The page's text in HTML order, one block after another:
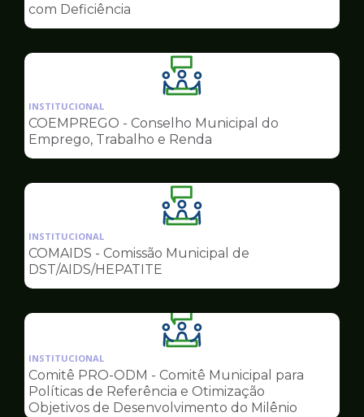
Conselhos
com Deficiência
Ilustração
da
pagina
de
Conselhos
INSTITUCIONAL
COEMPREGO - Conselho Municipal do
Emprego, Trabalho e Renda
Ilustração
da
pagina
Conselhos
INSTITUCIONAL
COMAIDS - Comissão Municipal de
DST/AIDS/HEPATITE
Ilustração
da
pagina
de
Conselhos
INSTITUCIONAL
Comitê PRO-ODM - Comitê Municipal para
Políticas de Referência e Otimização
Objetivos de Desenvolvimento do Milênio